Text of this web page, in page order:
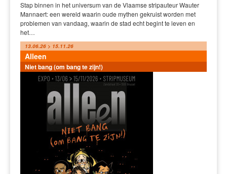
Stap binnen in het universum van de Vlaamse stripauteur Wauter
Mannaert: een wereld waarin oude mythen gekruist worden met
problemen van vandaag, waarin de stad echt begint te leven en
het…
13.06.26 > 15.11.26
Alleen
Niet bang (om bang te zijn!)